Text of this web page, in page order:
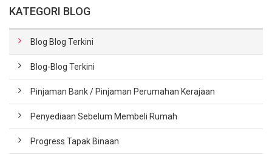
KATEGORI BLOG
Blog Blog Terkini
Blog-Blog Terkini
Pinjaman Bank / Pinjaman Perumahan Kerajaan
Penyediaan Sebelum Membeli Rumah
Progress Tapak Binaan